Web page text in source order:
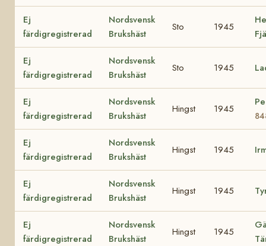
Ej
färdigregistrerad
Nordsvensk
Brukshäst
Sto 1945
Ej
färdigregistrerad
Nordsvensk
Brukshäst
Sto 1945
Ej
färdigregistrerad
Nordsvensk
Brukshäst
Hingst 1945
Ej
färdigregistrerad
Nordsvensk
Brukshäst
Hingst 1945
Ej
färdigregistrerad
Nordsvensk
Brukshäst
Hingst 1945
Ej
färdigregistrerad
Nordsvensk
Brukshäst
Hingst 1945